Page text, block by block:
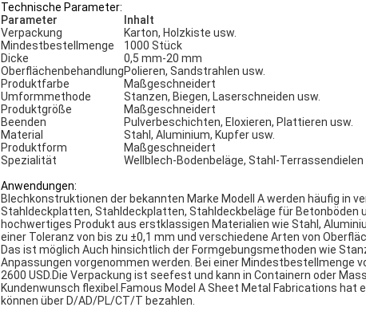
Technische Parameter:
Parameter
Inhalt
Verpackung
Karton, Holzkiste usw.
Mindestbestellmenge
1000 Stück
Dicke
0,5 mm-20 mm
OberflächenbehandlungPolieren, Sandstrahlen usw.
Produktfarbe
Maßgeschneidert
Umformmethode
Stanzen, Biegen, Laserschneiden usw.
Produktgröße
Maßgeschneidert
Beenden
Pulverbeschichten, Eloxieren, Plattieren usw.
Material
Stahl, Aluminium, Kupfer usw.
Produktform
Maßgeschneidert
Spezialität
Wellblech-Bodenbeläge, Stahl-
Anwendungen:
Blechkonstruktionen der bekannten Marke Modell A werden häufig in
Stahldeckplatten, Stahldeckplatten, Stahldeckbeläge für Betonböden
hochwertiges Produkt aus erstklassigen Materialien wie Stahl,
einer Toleranz von bis zu ±0,1 mm und verschiedene Arten von
Das ist möglich Auch hinsichtlich der Formgebungsmethoden wie
Anpassungen vorgenommen werden. Bei einer Mindestbestellmenge
2600 USD.Die Verpackung ist seefest und kann in Containern oder
Kundenwunsch flexibel.Famous Model A Sheet Metal Fabrications hat
können über D/AD/PL/CT/T bezahlen.